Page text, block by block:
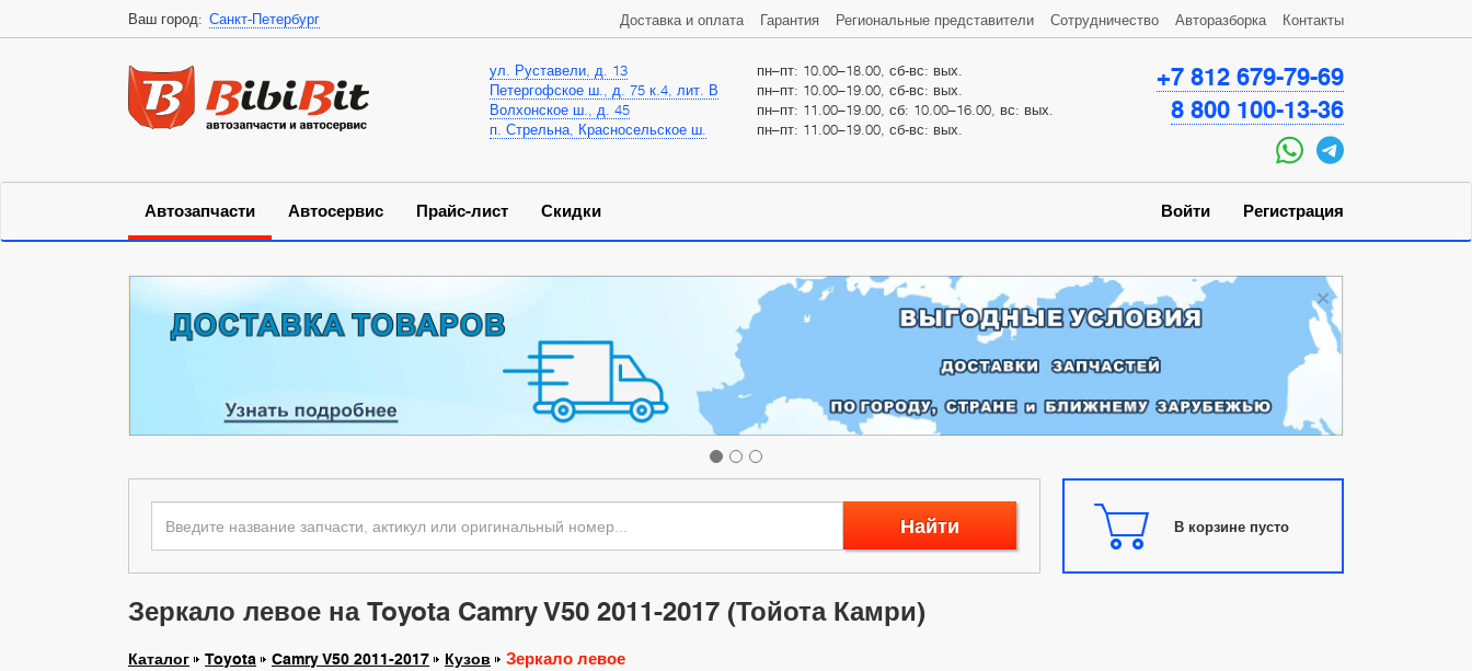
Ваш город: Санкт-Петербург
ул. Руставели, д. 13
пн–пт: 10.00–18.00, сб-вс: вых.
Петергофское ш., д. 75 к.4, лит. В
пн–пт: 10.00–19.00, сб-вс: вых.
Волхонское ш., д. 45
пн–пт: 11.00–19.00, сб: 10.00–16.00, вс: вых.
п. Стрельна, Красносельское ш.
пн–пт: 11.00–19.00, сб-вс: вых.
+7 812 679-79-69
8 800 100-13-36
Автозапчасти Автосервис Прайс-лист Скидки
Доставка и оплата Гарантия Региональные представители Сотрудничество Авторазборка Контакты
Войти Регистрация
×
Найти В корзине пусто
Зеркало левое на Toyota Camry V50 2011-2017 (Тойота Камри)
Каталог Toyota Camry V50 2011-2017 Кузов Зеркало левое